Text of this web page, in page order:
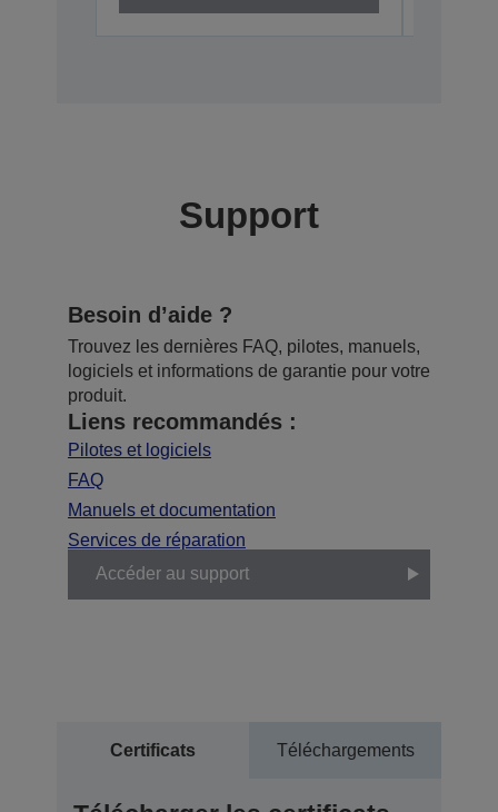
Support
Besoin d’aide ?
Trouvez les dernières FAQ, pilotes, manuels,
logiciels et informations de garantie pour votre
produit.
Liens recommandés :
Pilotes et logiciels
FAQ
Manuels et documentation
Services de réparation
Accéder au support
Certificats Téléchargements